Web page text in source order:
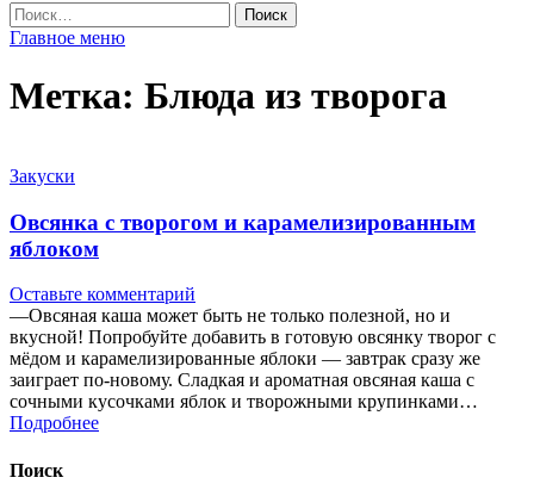
Найти:
Главное меню
Метка: Блюда из творога
Закуски
Овсянка с творогом и карамелизированным
яблоком
Оставьте комментарий
—Овсяная каша может быть не только полезной, но и
вкусной! Попробуйте добавить в готовую овсянку творог с
мёдом и карамелизированные яблоки — завтрак сразу же
заиграет по-новому. Сладкая и ароматная овсяная каша с
сочными кусочками яблок и творожными крупинками…
Подробнее
Поиск